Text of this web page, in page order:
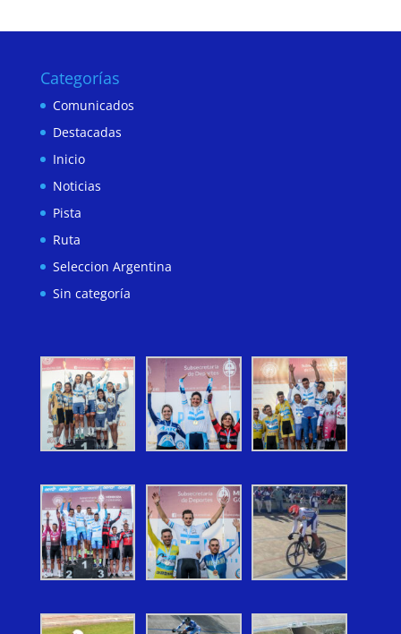
Categorías
Comunicados
Destacadas
Inicio
Noticias
Pista
Ruta
Seleccion Argentina
Sin categoría